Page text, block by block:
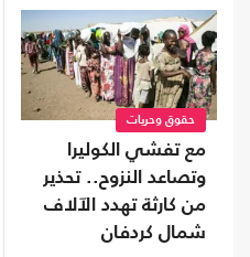
حقوق وحريات
مع تفشي الكوليرا
وتصاعد النزوح.. تحذير
من كارثة تهدد الآلاف
شمال كردفان